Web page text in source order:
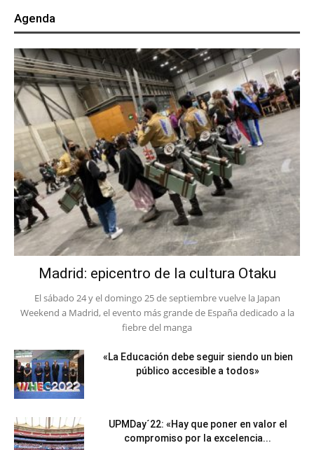
Agenda
Madrid: epicentro de la cultura Otaku
El sábado 24 y el domingo 25 de septiembre vuelve la Japan
Weekend a Madrid, el evento más grande de España dedicado a la
fiebre del manga
«La Educación debe seguir siendo un bien
público accesible a todos»
UPMDay´22: «Hay que poner en valor el
compromiso por la excelencia...